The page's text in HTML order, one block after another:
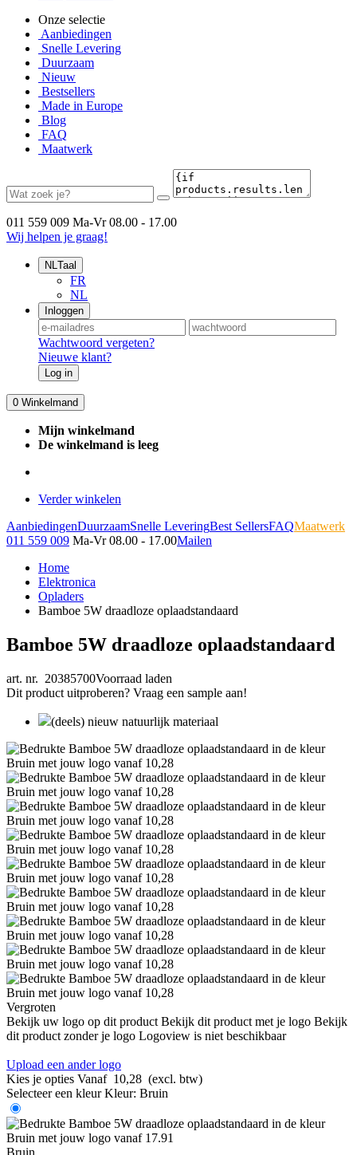
Onze selectie
Aanbiedingen
Snelle Levering
Duurzaam
Nieuw
Bestsellers
Made in Europe
Blog
FAQ
Maatwerk
011 559 009 Ma-Vr 08.00 - 17.00
Wij helpen je graag!
NLTaal
FR
NL
Inloggen
Wachtwoord vergeten?
Nieuwe klant?
Log in
0 Winkelmand
Mijn winkelmand
De winkelmand is leeg
Verder winkelen
AanbiedingenDuurzaamSnelle LeveringBest SellersFAQMaatwerk
011 559 009 Ma-Vr 08.00 - 17.00Mailen
Home
Elektronica
Opladers
Bamboe 5W draadloze oplaadstandaard
Bamboe 5W draadloze oplaadstandaard
art. nr. 20385700Voorraad laden
Dit product uitproberen? Vraag een sample aan!
(deels) nieuw natuurlijk materiaal
Vergroten
Bekijk uw logo op dit product Bekijk dit product met je logo Bekijk
dit product zonder je logo Logoview is niet beschikbaar
Upload een ander logo
Kies je opties Vanaf 10,28 (excl. btw)
Selecteer een kleur Kleur: Bruin
Bruin